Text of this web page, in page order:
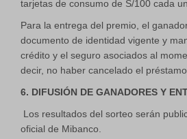
tarjetas de consumo de S/100 cada
Para la entrega del premio, el
documento de identidad vigente y
crédito y el seguro asociados al
decir, no haber cancelado el préstamo.
6. DIFUSIÓN DE GANADORES Y
Los resultados del sorteo serán
oficial de Mibanco.